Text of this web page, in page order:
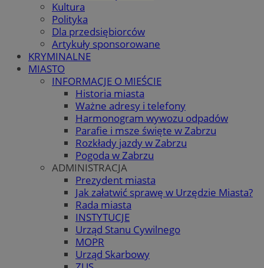
Kultura
Polityka
Dla przedsiębiorców
Artykuły sponsorowane
KRYMINALNE
MIASTO
INFORMACJE O MIEŚCIE
Historia miasta
Ważne adresy i telefony
Harmonogram wywozu odpadów
Parafie i msze święte w Zabrzu
Rozkłady jazdy w Zabrzu
Pogoda w Zabrzu
ADMINISTRACJA
Prezydent miasta
Jak załatwić sprawę w Urzędzie Miasta?
Rada miasta
INSTYTUCJE
Urząd Stanu Cywilnego
MOPR
Urząd Skarbowy